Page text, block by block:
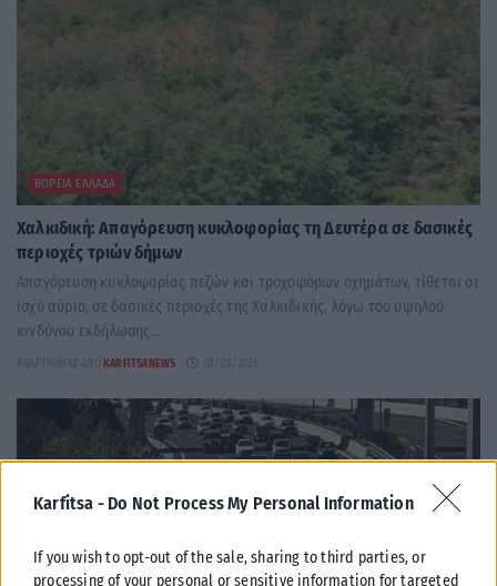
Karfitsa - Do Not Process My Personal Information
If you wish to opt-out of the sale, sharing to third parties, or
processing of your personal or sensitive information for targeted
ΒΌΡΕΙΑ ΕΛΛΆΔΑ
Χαλκιδική: Απαγόρευση κυκλοφορίας τη Δευτέρα σε δασικές
περιοχές τριών δήμων
Απαγόρευση κυκλοφορίας πεζών και τροχοφόρων οχημάτων, τίθεται σε
ισχύ αύριο, σε δασικές περιοχές της Χαλκιδικής, λόγω του υψηλού
κινδύνου εκδήλωσης...
ΑΝΑΡΤΉΘΗΚΕ ΑΠΌ KARFITSANEWS